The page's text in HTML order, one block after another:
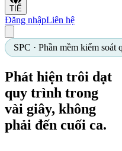
TIẾ
Đăng nhậpLiên hệ
SPC · Phần mềm kiểm
Phát hiện trôi dạt
quy trình trong
vài giây, không
phải đến cuối ca.